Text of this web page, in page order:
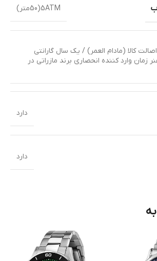
5ATM(50متر)
کالا (مادام العمر) / یک سال گارانتی
زمان وارد کننده انحصاری برند مازراتی در
دارد
دارد